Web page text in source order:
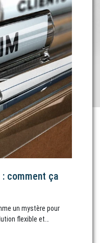
: comment ça
un mystère pour
flexible et…